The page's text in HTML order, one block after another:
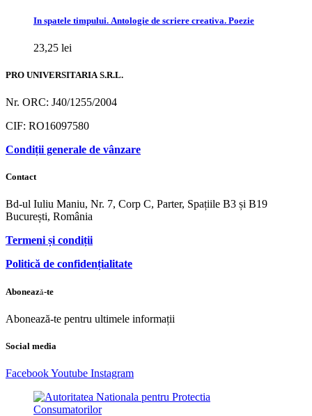
In spatele timpului. Antologie de scriere creativa. Poezie
23,25 lei
PRO UNIVERSITARIA S.R.L.
Nr. ORC: J40/1255/2004
CIF: RO16097580
Condiții generale de vânzare
Contact
Bd-ul Iuliu Maniu, Nr. 7, Corp C, Parter, Spațiile B3 și B19
București, România
Termeni și condiții
Politică de confidențialitate
Abonează-te
Abonează-te pentru ultimele informații
Social media
FacebookYoutube Instagram